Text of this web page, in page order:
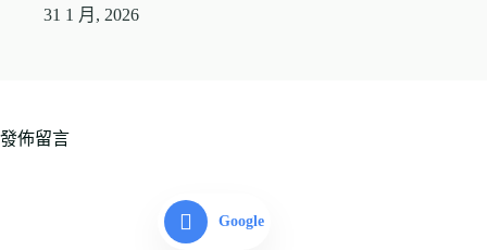
31 1 月, 2026
發佈留言
Google